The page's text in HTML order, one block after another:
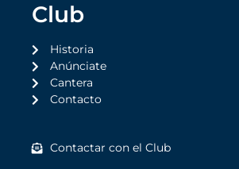
Club
Historia
Anúnciate
Cantera
Contacto
Contactar con el Club